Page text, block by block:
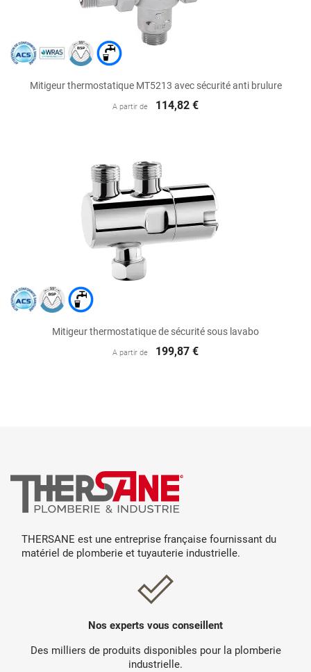
Mitigeur thermostatique MT5213 avec sécurité anti brulure
A partir de 114,82 €
Mitigeur thermostatique de sécurité sous lavabo
A partir de 199,87 €
THERSANE est une entreprise française fournissant du
matériel de plomberie et tuyauterie industrielle.
Nos experts vous conseillent
Des milliers de produits disponibles pour la plomberie
industrielle.